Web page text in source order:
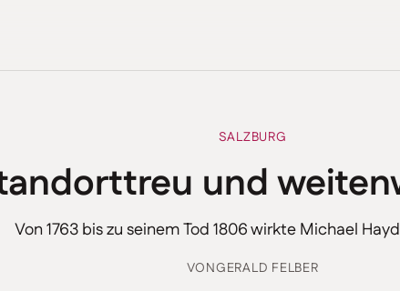
SALZBURG
und
Von 1763 bis zu seinem Tod 1806 wirkte Michael
VONGERALD FELBER